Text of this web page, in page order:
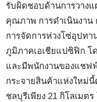
รับผิดชอบด้านการวาง
คุณภาพ การดำเนินงาน
การจัดการห่วงโซ่อุปทา
ภูมิภาคเอเชียแปซิฟิก โ
และมีพนักงานของแชฟ
กระจายสินค้าแห่งใหม่นี้
ชลบุรีเพียง 21 กิโลเมต